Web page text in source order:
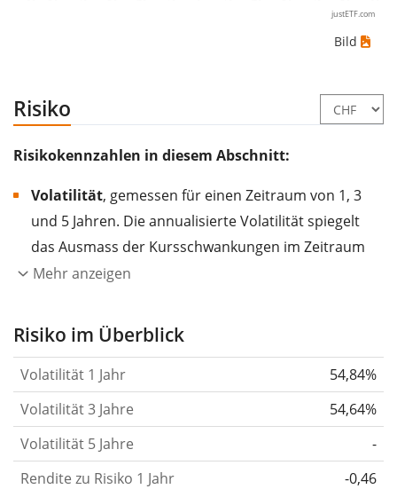
justETF.com
Bild
Risiko
Risikokennzahlen in diesem Abschnitt:
Volatilität, gemessen für einen Zeitraum von 1, 3
und 5 Jahren. Die annualisierte Volatilität spiegelt
das Ausmass der Kursschwankungen im Zeitraum
eines Jahres wider.
Aktie, des ETF, usw.) in der Vergangenheit
gelten im Allgemeinen als risikoreicher. Wir
berechnen die Volatilität auf Basis der Daten der
letzten 1, 3 und 5 Jahre, damit du sehen kannst, ob
die Kursschwankungen im Laufe der Zeit stärker
oder schwächer wurden. Weitere Informationen
Mehr anzeigen
Risiko im Überblick
Volatilität 1 Jahr
54,84%
Volatilität 3 Jahre
54,64%
Volatilität 5 Jahre
-
Rendite zu Risiko 1 Jahr
-0,46